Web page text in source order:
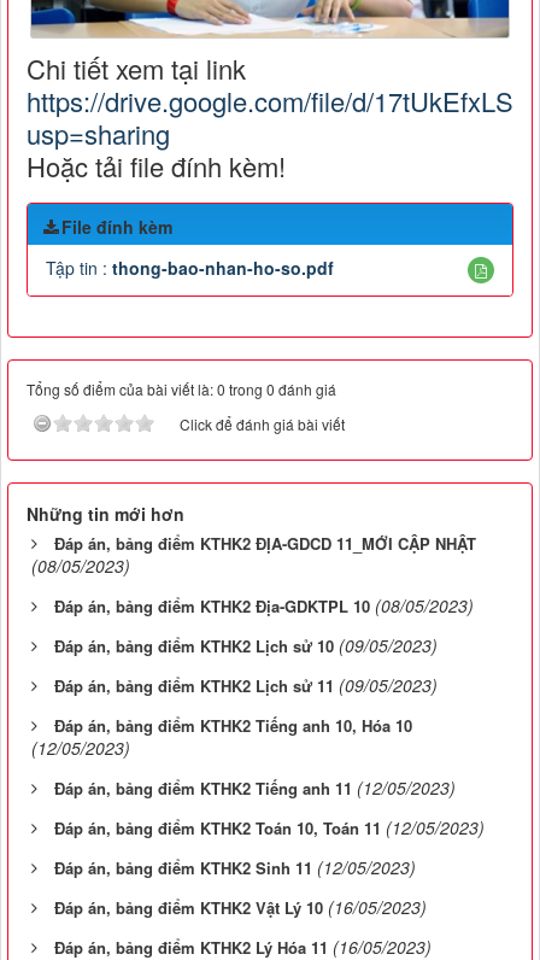
Chi tiết xem tại link
https://drive.google.com/file/d/
usp=sharing
Hoặc tải file đính kèm!
File đính kèm
Tập tin : thong-bao-nhan-ho-so.pdf
Tổng số điểm của bài viết là: 0 trong 0 đánh giá
Click để đánh giá bài viết
Những tin mới hơn
Đáp án, bảng điểm KTHK2 ĐỊA-GDCD 11_MỚI CẬP NHẬT
(08/05/2023)
Đáp án, bảng điểm KTHK2 Địa-GDKTPL 10 (08/05/2023)
Đáp án, bảng điểm KTHK2 Lịch sử 10 (09/05/2023)
Đáp án, bảng điểm KTHK2 Lịch sử 11 (09/05/2023)
Đáp án, bảng điểm KTHK2 Tiếng anh 10, Hóa 10
(12/05/2023)
Đáp án, bảng điểm KTHK2 Tiếng anh 11 (12/05/2023)
Đáp án, bảng điểm KTHK2 Toán 10, Toán 11 (12/05/2023)
Đáp án, bảng điểm KTHK2 Sinh 11 (12/05/2023)
Đáp án, bảng điểm KTHK2 Vật Lý 10 (16/05/2023)
Đáp án, bảng điểm KTHK2 Lý Hóa 11 (16/05/2023)